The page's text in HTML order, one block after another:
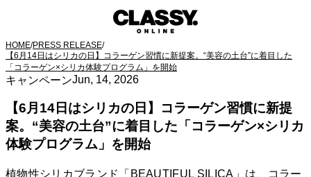
HOME/PRESS RELEASE/
【6月14日はシリカの日】コラーゲン習慣に新提案。“美容の土台”に着目した
「コラーゲン×シリカ体験プログラム」を開始
キャンペーンJun, 14, 2026
【6月14日はシリカの日】コラーゲン習慣に新提
案。“美容の土台”に着目した「コラーゲン×シリカ
体験プログラム」を開始
植物性シリカブランド「BEAUTIFUL SILICA」は、コラー